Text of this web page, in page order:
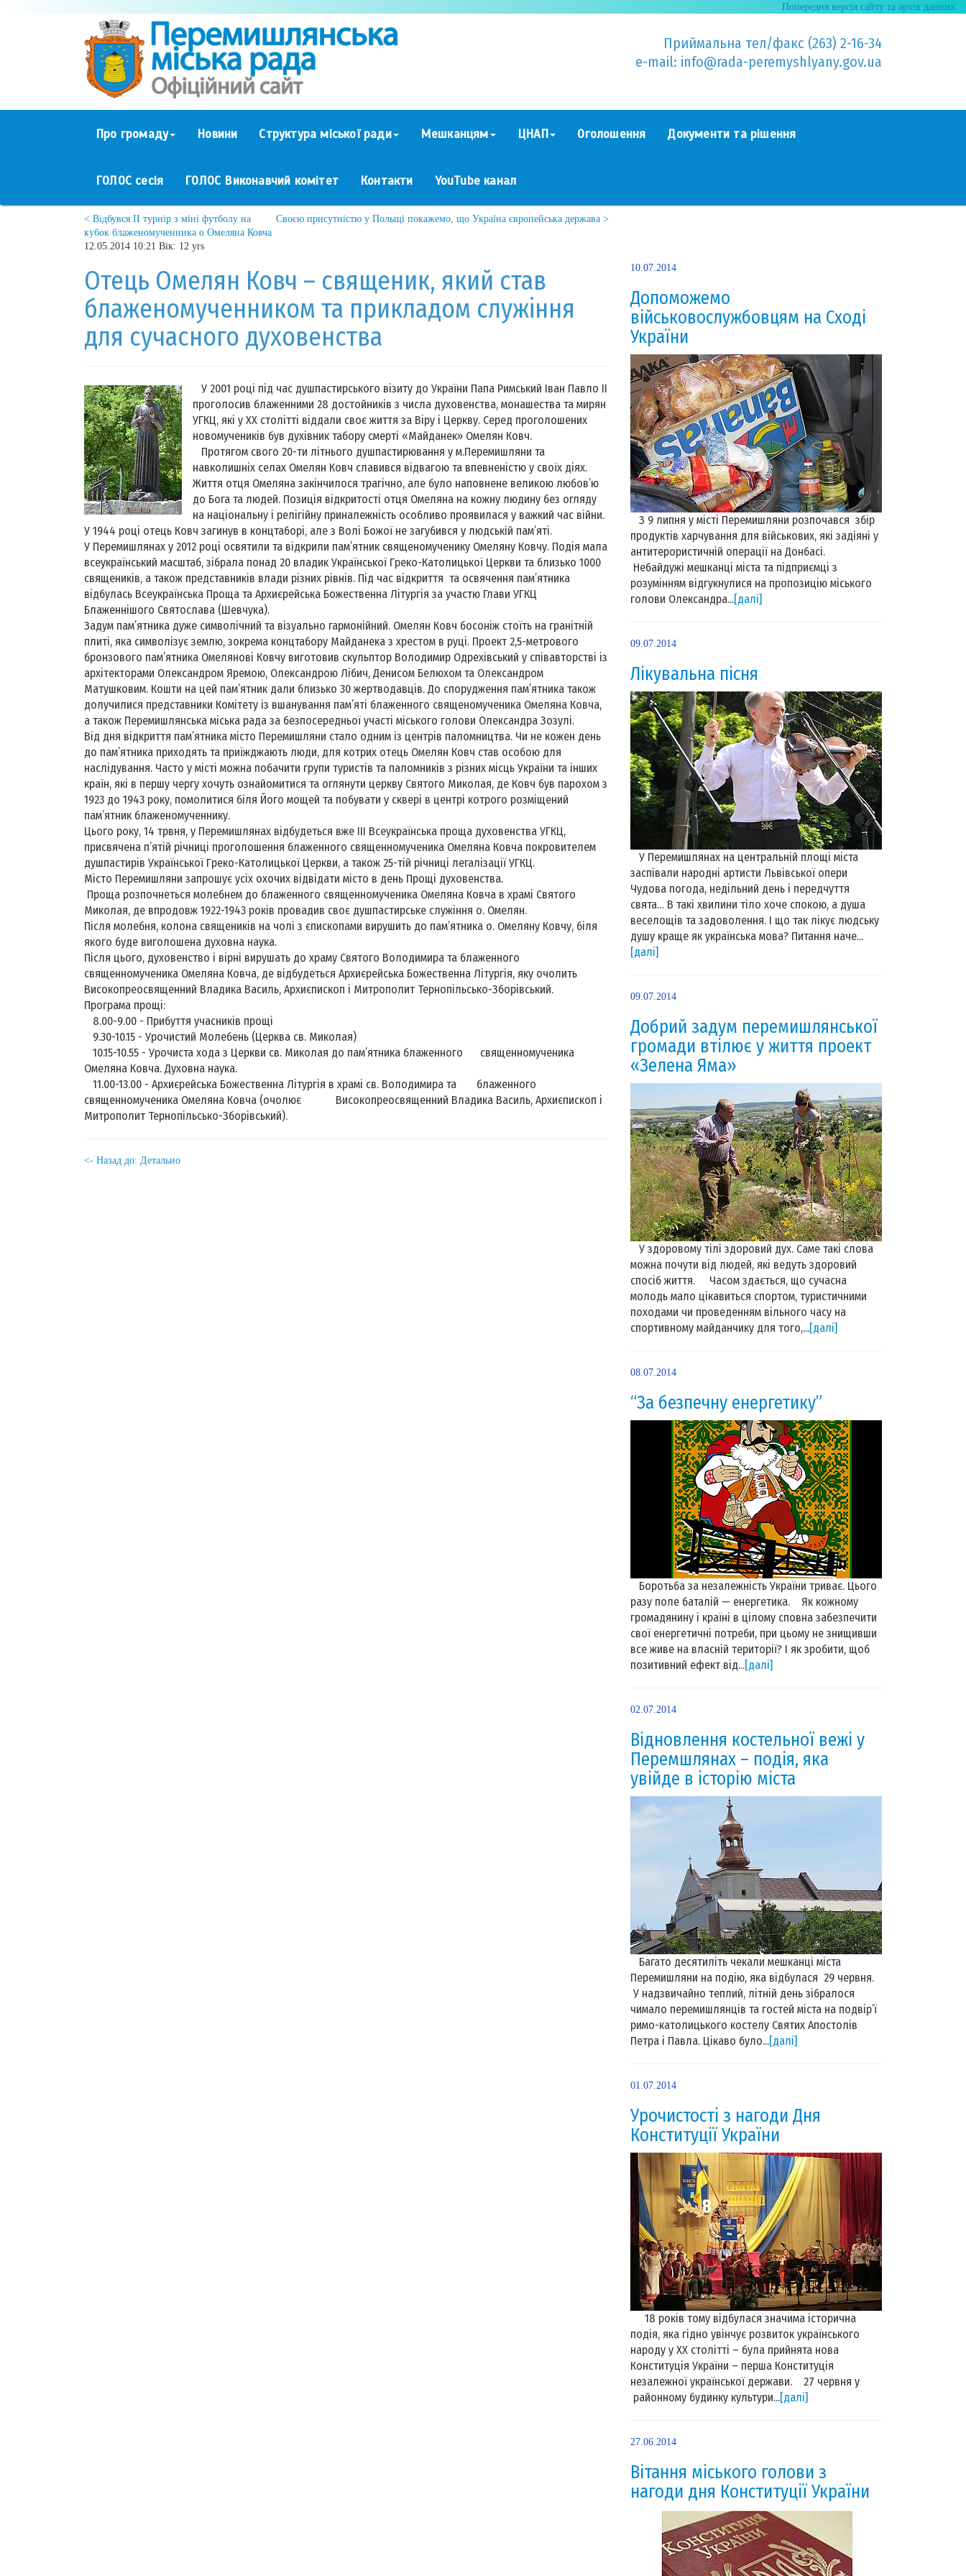
Попередня версія сайту та архів данних
Приймальна тел/факс (263) 2-16-34
e-mail: info@rada-peremyshlyany.gov.ua
Про громаду Новини Структура міської ради Мешканцям ЦНАП Оголошення Документи та рішення
ГОЛОС сесія ГОЛОС Виконавчий комітет Контакти YouTube канал
Своєю присутністю у Польщі покажемо, що Україна європейська держава >
< Відбувся ІІ турнір з міні футболу на
кубок блаженомученника о.Омеляна Ковча
12.05.2014 10:21 Вік: 12 yrs
Отець Омелян Ковч – священик, який став
блаженомученником та прикладом служіння
для сучасного духовенства
У 2001 році під час душпастирського візиту до України Папа Римський Іван Павло ІІ
проголосив блаженними 28 достойників з числа духовенства, монашества та мирян
УГКЦ, які у ХХ столітті віддали своє життя за Віру і Церкву. Серед проголошених
новомучеників був духівник табору смерті «Майданек» Омелян Ковч.
Протягом свого 20-ти літнього душпастирювання у м.Перемишляни та
навколишніх селах Омелян Ковч славився відвагою та впевненістю у своїх діях.
Життя отця Омеляна закінчилося трагічно, але було наповнене великою любов’ю
до Бога та людей. Позиція відкритості отця Омеляна на кожну людину без огляду
на національну і релігійну приналежність особливо проявилася у важкий час війни.
У 1944 році отець Ковч загинув в концтаборі, але з Волі Божої не загубився у людській пам’яті.
У Перемишлянах у 2012 році освятили та відкрили пам’ятник священомученику Омеляну Ковчу. Подія мала
всеукраїнський масштаб, зібрала понад 20 владик Української Греко-Католицької Церкви та близько 1000
священиків, а також представників влади різних рівнів. Під час відкриття та освячення пам’ятника
відбулась Всеукраїнська Проща та Архиєрейська Божественна Літургія за участю Глави УГКЦ
Блаженнішого Святослава (Шевчука).
Задум пам’ятника дуже символічний та візуально гармонійний. Омелян Ковч босоніж стоїть на гранітній
плиті, яка символізує землю, зокрема концтабору Майданека з хрестом в руці. Проект 2,5-метрового
бронзового пам’ятника Омелянові Ковчу виготовив скульптор Володимир Одрехівський у співавторстві із
архітекторами Олександром Яремою, Олександрою Лібич, Денисом Белюхом та Олександром
Матушковим. Кошти на цей пам’ятник дали близько 30 жертводавців. До спорудження пам’ятника також
долучилися представники Комітету із вшанування пам’яті блаженного священомученика Омеляна Ковча,
а також Перемишлянська міська рада за безпосередньої участі міського голови Олександра Зозулі.
Від дня відкриття пам’ятника місто Перемишляни стало одним із центрів паломництва. Чи не кожен день
до пам’ятника приходять та приїжджають люди, для котрих отець Омелян Ковч став особою для
наслідування. Часто у місті можна побачити групи туристів та паломників з різних місць України та інших
країн, які в першу чергу хочуть ознайомитися та оглянути церкву Святого Миколая, де Ковч був парохом з
1923 до 1943 року, помолитися біля Його мощей та побувати у сквері в центрі котрого розміщений
пам’ятник блаженомученнику.
Цього року, 14 трвня, у Перемишлянах відбудеться вже ІІІ Всеукраїнська проща духовенства УГКЦ,
присвячена п’ятій річниці проголошення блаженного священномученика Омеляна Ковча покровителем
душпастирів Української Греко-Католицької Церкви, а також 25-тій річниці легалізації УГКЦ.
Місто Перемишляни запрошує усіх охочих відвідати місто в день Прощі духовенства.
Проща розпочнеться молебнем до блаженного священномученика Омеляна Ковча в храмі Святого
Миколая, де впродовж 1922-1943 років провадив своє душпастирське служіння о. Омелян.
Після молебня, колона священиків на чолі з єпископами вирушить до пам’ятника о. Омеляну Ковчу, біля
якого буде виголошена духовна наука.
Після цього, духовенство і вірні вирушать до храму Святого Володимира та блаженного
священномученика Омеляна Ковча, де відбудеться Архиєрейська Божественна Літургія, яку очолить
Високопреосвященний Владика Василь, Архиєпископ і Митрополит Тернопільсько-Зборівський.
Програма прощі:
8.00-9.00 - Прибуття учасників прощі
9.30-10.15 - Урочистий Молебень (Церква св. Миколая)
10.15-10.55 - Урочиста хода з Церкви св. Миколая до пам’ятника блаженного священномученика
Омеляна Ковча. Духовна наука.
11.00-13.00 - Архиєрейська Божественна Літургія в храмі св. Володимира та блаженного
священномученика Омеляна Ковча (очолює Високопреосвященний Владика Василь, Архиєпископ і
Митрополит Тернопільсько-Зборівський).
<- Назад до: Детально
10.07.2014
Допоможемо
військовослужбовцям на Сході
України
З 9 липня у місті Перемишляни розпочався збір
продуктів харчування для військових, які задіяні у
антитерористичній операції на Донбасі.
Небайдужі мешканці міста та підприємці з
розумінням відгукнулися на пропозицію міського
голови Олександра...[далі]
09.07.2014
Лікувальна пісня
У Перемишлянах на центральній площі міста
заспівали народні артисти Львівської опери
Чудова погода, недільний день і передчуття
свята… В такі хвилини тіло хоче спокою, а душа
веселощів та задоволення. І що так лікує людську
душу краще як українська мова? Питання наче...
[далі]
09.07.2014
Добрий задум перемишлянської
громади втілює у життя проект
«Зелена Яма»
У здоровому тілі здоровий дух. Саме такі слова
можна почути від людей, які ведуть здоровий
спосіб життя. Часом здається, що сучасна
молодь мало цікавиться спортом, туристичними
походами чи проведенням вільного часу на
спортивному майданчику для того,...[далі]
08.07.2014
“За безпечну енергетику”
Боротьба за незалежність України триває. Цього
разу поле баталій — енергетика. Як кожному
громадянину і країні в цілому сповна забезпечити
свої енергетичні потреби, при цьому не знищивши
все живе на власній території? І як зробити, щоб
позитивний ефект від...[далі]
02.07.2014
Відновлення костельної вежі у
Перемшлянах – подія, яка
увійде в історію міста
Багато десятиліть чекали мешканці міста
Перемишляни на подію, яка відбулася 29 червня.
У надзвичайно теплий, літній день зібралося
чимало перемишлянців та гостей міста на подвір’ї
римо-католицького костелу Святих Апостолів
Петра і Павла. Цікаво було...[далі]
01.07.2014
Урочистості з нагоди Дня
Конституції України
18 років тому відбулася значима історична
подія, яка гідно увінчує розвиток українського
народу у ХХ столітті – була прийнята нова
Конституція України – перша Конституція
незалежної української держави. 27 червня у
районному будинку культури...[далі]
27.06.2014
Вітання міського голови з
нагоди дня Конституції України